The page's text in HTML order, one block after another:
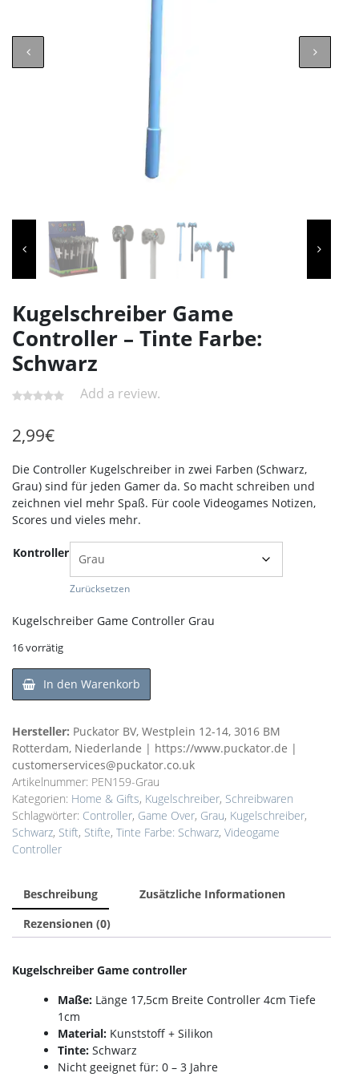
Kugelschreiber Game
Controller – Tinte Farbe:
Schwarz
Add a review.
2,99€
Die Controller Kugelschreiber in zwei Farben (Schwarz,
Grau) sind für jeden Gamer da. So macht schreiben und
zeichnen viel mehr Spaß. Für coole Videogames Notizen,
Scores und vieles mehr.
Kontroller
Zurücksetzen
Kugelschreiber Game Controller Grau
16 vorrätig
In den Warenkorb
Hersteller: Puckator BV, Westplein 12-14, 3016 BM
Rotterdam, Niederlande | https://www.puckator.de |
customerservices@puckator.co.uk
Artikelnummer: PEN159-Grau
Kategorien: Home & Gifts, Kugelschreiber, Schreibwaren
Schlagwörter: Controller, Game Over, Grau, Kugelschreiber,
Schwarz, Stift, Stifte, Tinte Farbe: Schwarz, Videogame
Controller
Beschreibung
Zusätzliche Informationen
Rezensionen (0)
Kugelschreiber Game controller
Maße: Länge 17,5cm Breite Controller 4cm Tiefe
1cm
Material: Kunststoff + Silikon
Tinte: Schwarz
Nicht geeignet für: 0 – 3 Jahre